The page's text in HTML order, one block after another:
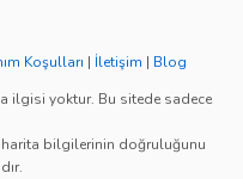
Koşulları | İletişim | Blog
ilgisi yoktur. Bu sitede sadece
bilgilerinin doğruluğunu